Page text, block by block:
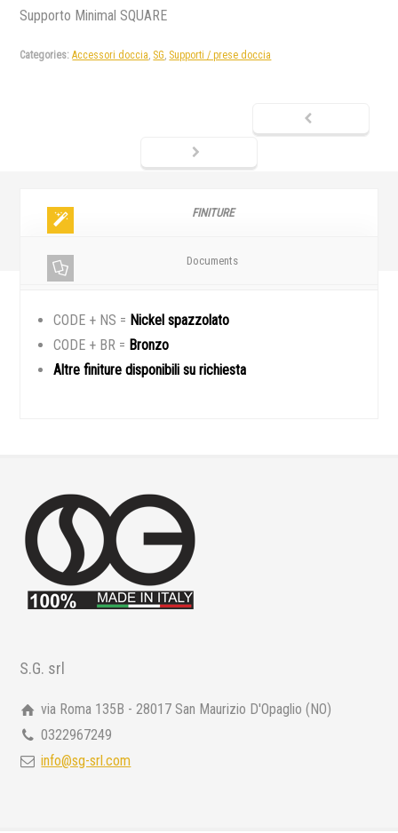
Supporto Minimal SQUARE
Categories: Accessori doccia, SG, Supporti / prese doccia
FINITURE
Documents
CODE + NS = Nickel spazzolato
CODE + BR = Bronzo
Altre finiture disponibili su richiesta
S.G. srl
via Roma 135B - 28017 San Maurizio D'Opaglio (NO)
0322967249
info@sg-srl.com